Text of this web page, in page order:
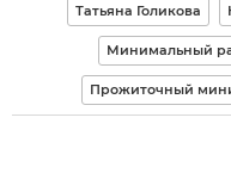
Татьяна Голикова
Минимальный
Прожиточный